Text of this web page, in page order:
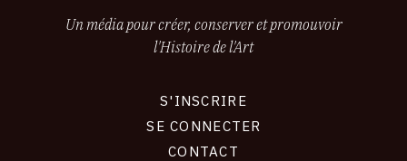
Un média pour créer, conserver et promouvoir
l'Histoire de l'Art
S'INSCRIRE
SE CONNECTER
CONTACT